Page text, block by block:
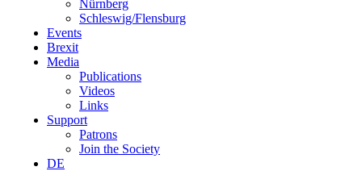
Nürnberg
Schleswig/Flensburg
Events
Brexit
Media
Publications
Videos
Links
Support
Patrons
Join the Society
DE